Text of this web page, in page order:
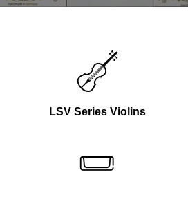
LSV Series Violins